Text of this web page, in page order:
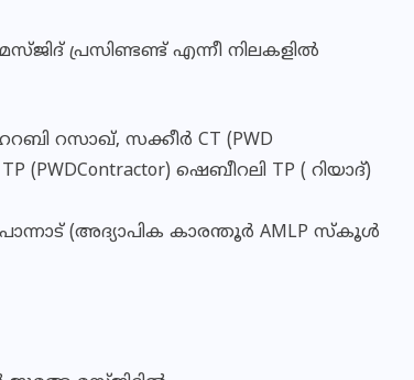
പ്രസിണ്ടണ്ട് എന്നീ നിലകളിൽ
റസാഖ്, സക്കീർ CT (PWD
ഷെബീറലി TP ( റിയാദ്)
(അദ്യാപിക കാരന്തൂർ AMLP സ്കൂൾ